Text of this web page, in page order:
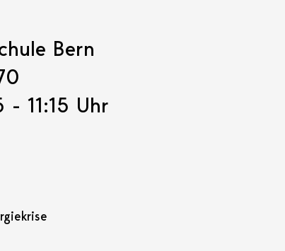
Bern
- 11:15 Uhr